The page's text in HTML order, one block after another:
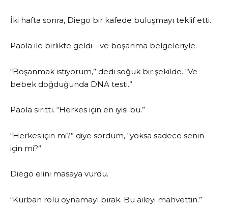
İki hafta sonra, Diego bir kafede buluşmayı teklif etti.
Paola ile birlikte geldi—ve boşanma belgeleriyle.
“Boşanmak istiyorum,” dedi soğuk bir şekilde. “Ve
bebek doğduğunda DNA testi.”
Paola sırıttı. “Herkes için en iyisi bu.”
“Herkes için mi?” diye sordum, “yoksa sadece senin
için mi?”
Diego elini masaya vurdu.
“Kurban rolü oynamayı bırak. Bu aileyi mahvettin.”